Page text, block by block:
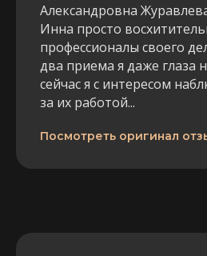
Александровна
Инна просто
профессионалы своего
два приема я даже глаза
сейчас я с интересом
за их работой...
Посмотреть оригинал